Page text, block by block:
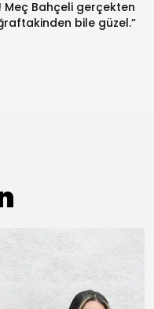
Meç Bahçeli gerçekten
bile güzel.”